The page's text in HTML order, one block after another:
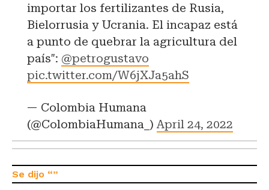
importar los fertilizantes de Rusia,
Bielorrusia y Ucrania. El incapaz está
a punto de quebrar la agricultura del
país": @petrogustavo
pic.twitter.com/W6jXJa5ahS
— Colombia Humana
(@ColombiaHumana_)April 24, 2022